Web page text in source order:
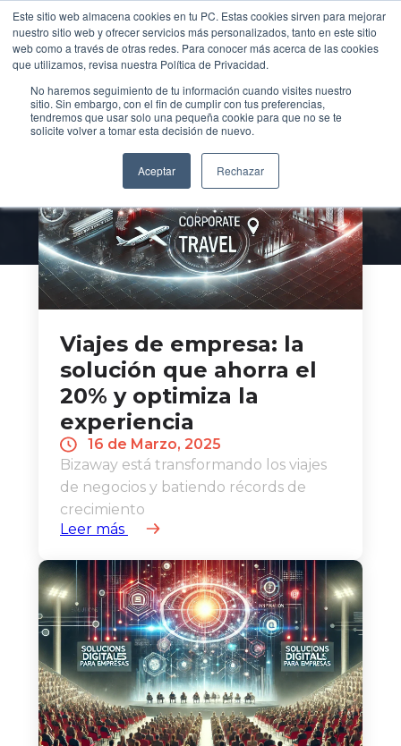
Este sitio web almacena cookies en tu PC. Estas cookies sirven para mejorar
nuestro sitio web y ofrecer servicios más personalizados, tanto en este sitio
web como a través de otras redes. Para conocer más acerca de las cookies
que utilizamos, revisa nuestra Política de Privacidad.
No haremos seguimiento de tu información cuando visites nuestro
sitio. Sin embargo, con el fin de cumplir con tus preferencias,
tendremos que usar solo una pequeña cookie para que no se te
solicite volver a tomar esta decisión de nuevo.
Aceptar Rechazar
Translate »
Al inglé
Casos deEmpresa
y Sociedad
Viajes de empresa: la
solución que ahorra el
20% y optimiza la
experiencia
16 de Marzo, 2025
Bizaway está transformando los viajes
de negocios y batiendo récords de
crecimiento
Leer más